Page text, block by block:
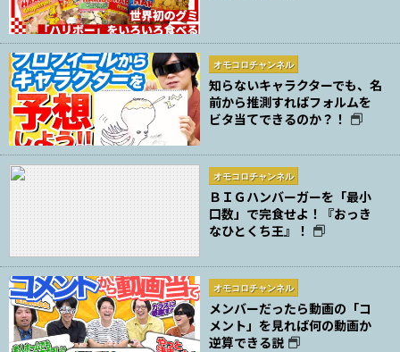
オモコロチャンネル
知らないキャラクターでも、名
前から推測すればフォルムを
ビタ当てできるのか？！
オモコロチャンネル
ＢＩＧハンバーガーを「最小
口数」で完食せよ！『おっき
なひとくち王』！
オモコロチャンネル
メンバーだったら動画の「コ
メント」を見れば何の動画か
逆算できる説